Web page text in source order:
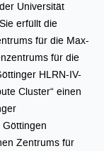
Universität
erfüllt die
für die Max-
für die
HLRN-IV-
Cluster“ einen
Zentrums für